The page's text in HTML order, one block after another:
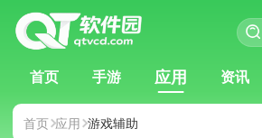
首页 手游 应用 资讯
首页 应用 游戏辅助